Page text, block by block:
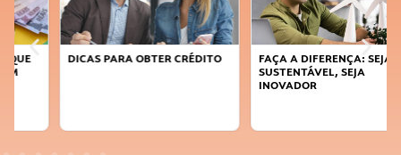
DICAS PARA OBTER CRÉDITO
FAÇA A DIFERENÇA: SEJA
SUSTENTÁVEL, SEJA
INOVADOR